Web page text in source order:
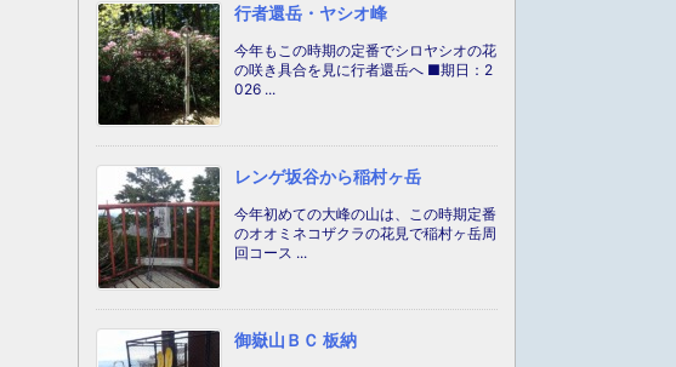
行者還岳・ヤシオ峰
今年もこの時期の定番でシロヤシオの花
の咲き具合を見に行者還岳へ ■期日：2
026 ...
レンゲ坂谷から稲村ヶ岳
今年初めての大峰の山は、この時期定番
のオオミネコザクラの花見で稲村ヶ岳周
回コース ...
御嶽山ＢＣ 板納